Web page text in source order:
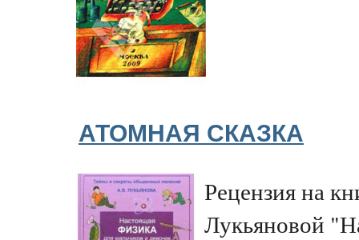
АТОМНАЯ СКАЗКА
Рецензия на
Лукьяновой